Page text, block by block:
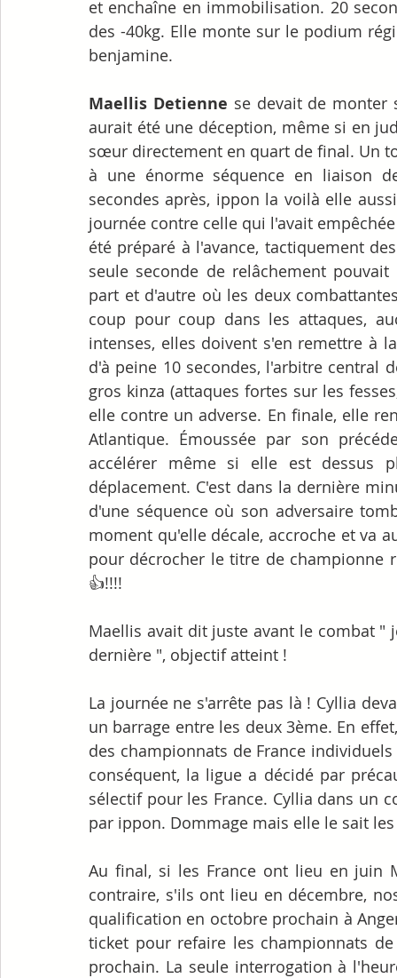
et enchaîne en immobilisation. 20
des -40kg. Elle monte sur le podium
benjamine.
Maellis Detienne se devait de
aurait été une déception, même si en
sœur directement en quart de final. Un
à une énorme séquence en liaison
secondes après, ippon la voilà elle
journée contre celle qui l'avait
été préparé à l'avance, tactiquement
seule seconde de relâchement
part et d'autre où les deux
coup pour coup dans les attaques,
intenses, elles doivent s'en remettre à
d'à peine 10 secondes, l'arbitre central
gros kinza (attaques fortes sur les
elle contre un adverse. En finale, elle
Atlantique. Émoussée par son
accélérer même si elle est dessus
déplacement. C'est dans la dernière
d'une séquence où son adversaire
moment qu'elle décale, accroche et va
pour décrocher le titre de championne
👍!!!!
Maellis avait dit juste avant le combat "
dernière ", objectif atteint !
La journée ne s'arrête pas là ! Cyllia
un barrage entre les deux 3ème. En
des championnats de France
conséquent, la ligue a décidé par
sélectif pour les France. Cyllia dans un
par ippon. Dommage mais elle le sait
Au final, si les France ont lieu en juin
contraire, s'ils ont lieu en décembre,
qualification en octobre prochain à
ticket pour refaire les championnats
prochain. La seule interrogation à